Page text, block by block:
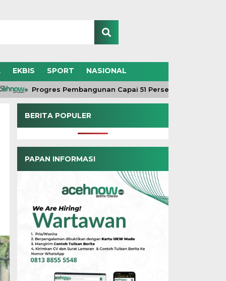
EKBIS SPORT NASIONAL
Progres Pembangunan Capai 51 Persen, TNI dan
BERITA POPULER
PAPAN INFORMASI